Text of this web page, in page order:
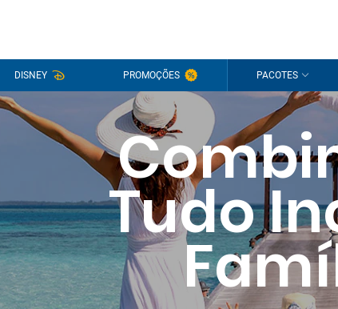
DISNEY PROMOÇÕES PACOTES
Tudo